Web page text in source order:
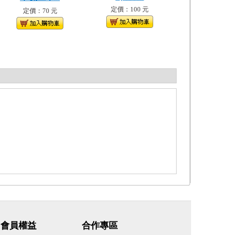
定價：70 元 定價：100 元
會員權益 合作專區